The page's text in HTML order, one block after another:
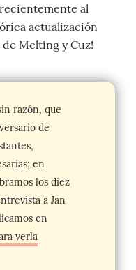
al
actualización
de Melting y Cuz!
sin razón, que
de
en